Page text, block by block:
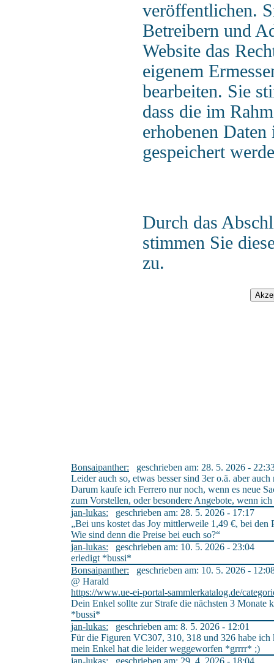
veröffentlichen.
Betreibern und
Website das
eigenem
bearbeiten. Sie
dass die im
erhobenen
gespeichert
Durch das
stimmen Sie
zu.
Bonsaipanther: geschrieben am: 28. 5. 2026 -
Leider auch so, etwas besser sind 3er o.ä. aber auch
Darum kaufe ich Ferrero nur noch, wenn es neue
zum Vorstellen, oder besondere Angebote, wenn
jan-lukas: geschrieben am: 28. 5. 2026 - 17:17
„Bei uns kostet das Joy mittlerweile 1,49 €, bei den
Wie sind denn die Preise bei euch so?“
jan-lukas: geschrieben am: 10. 5. 2026 - 23:04
erledigt *bussi*
Bonsaipanther: geschrieben am: 10. 5. 2026 -
@ Harald
https://www.ue-ei-portal-sammlerkatalog.de/
Dein Enkel sollte zur Strafe die nächsten 3 Monate
*bussi*
jan-lukas: geschrieben am: 8. 5. 2026 - 12:01
Für die Figuren VC307, 310, 318 und 326 habe ich
mein Enkel hat die leider weggeworfen *grrrr* ;)
jan-lukas: geschrieben am: 29. 4. 2026 - 18:04